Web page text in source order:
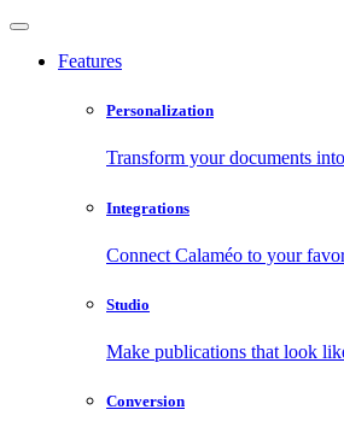
Features
Personalization
Transform your documents
Integrations
Connect Calaméo to your
Studio
Make publications that look
Conversion